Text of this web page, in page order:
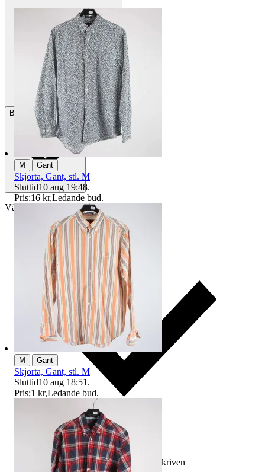
BetalningVia Tradera
Välj till köparskydd
Ersättning om varan inte är som beskriven
M | Gant
Skjorta, Gant, stl. M
Sluttid10 aug 19:48.
Pris:16 kr,Ledande bud.
M | Gant
Skjorta, Gant, stl. M
Sluttid10 aug 18:51 .
Pris:1 kr,Ledande bud.